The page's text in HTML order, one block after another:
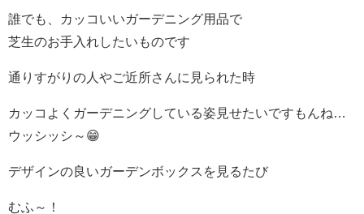
誰でも、カッコいいガーデニング用品で
芝生のお手入れしたいものです
通りすがりの人やご近所さんに見られた時
カッコよくガーデニングしている姿見せたいですもんね…
ウッシッシ～😁
デザインの良いガーデンボックスを見るたび
むふ～！